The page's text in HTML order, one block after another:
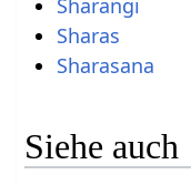
Sharangi
Sharas
Sharasana
Siehe auch